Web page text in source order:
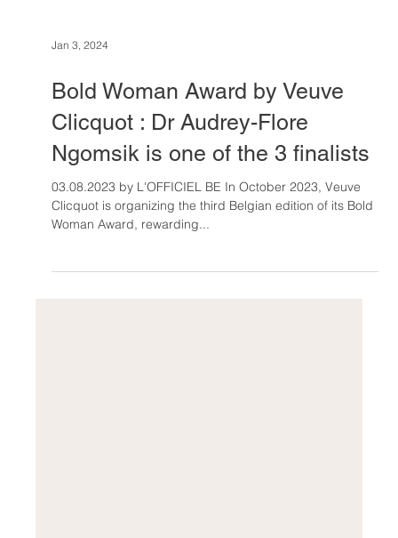
Jan 3, 2024
Bold Woman Award by Veuve
Clicquot : Dr Audrey-Flore
Ngomsik is one of the 3 finalists
03.08.2023 by L'OFFICIEL BE In October 2023, Veuve